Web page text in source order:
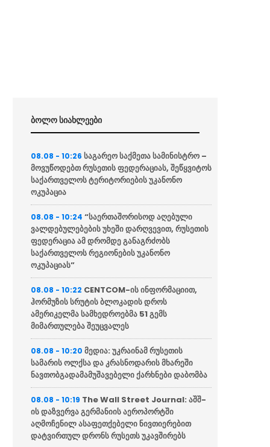
ბოლო სიახლეები
08.08 - 10:26საგარეო საქმეთა სამინისტრო –
მოვუწოდებთ რუსეთის ფედერაციას, შეწყვიტოს
საქართველოს ტერიტორიების უკანონო
ოკუპაცია
08.08 - 10:24“საერთაშორისოდ აღებული
ვალდებულებების უხეში დარღვევით, რუსეთის
ფედერაცია ამ დრომდე განაგრძობს
საქართველოს რეგიონების უკანონო
ოკუპაციას”
08.08 - 10:22 CENTCOM-ის ინფორმაციით,
ჰორმუზის სრუტის ბლოკადის დროს
ამერიკელმა სამხედროებმა 51 გემს
მიმართულება შეუცვალეს
08.08 - 10:20მედია: უკრაინამ რუსეთის
სამარის ოლქსა და კრასნოდარის მხარეში
ნავთობგადამამუშავებელი ქარხნები დაბომბა
08.08 - 10:19 The Wall Street Journal: აშშ-
ის დაზვერვა გერმანიის აეროპორტში
აღმოჩენილ ასაფეთქებელი ნივთიერებით
დატვირთულ დრონს რუსეთს უკავშირებს